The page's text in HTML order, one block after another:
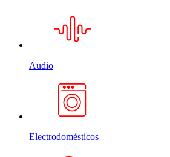
Audio
Electrodomésticos